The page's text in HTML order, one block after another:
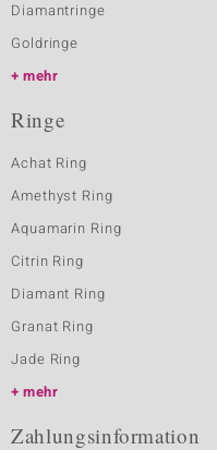
Diamantringe
Goldringe
mehr
Ringe
Achat Ring
Amethyst Ring
Aquamarin Ring
Citrin Ring
Diamant Ring
Granat Ring
Jade Ring
mehr
Zahlungsinformation